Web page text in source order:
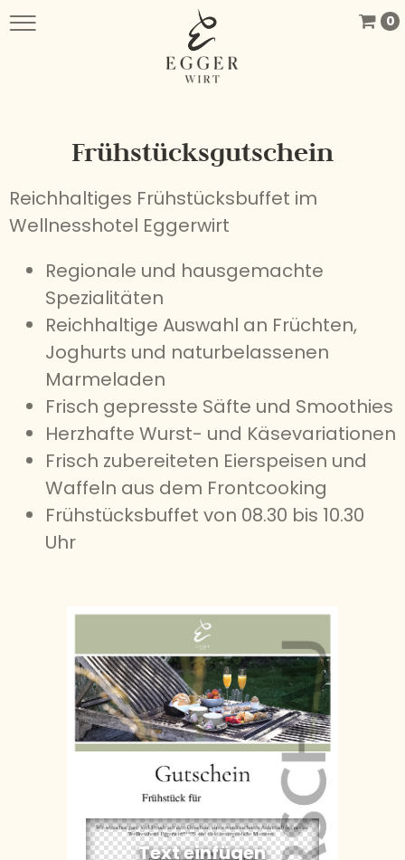
0
Frühstücksgutschein
Reichhaltiges Frühstücksbuffet im
Wellnesshotel Eggerwirt
Regionale und hausgemachte
Spezialitäten
Reichhaltige Auswahl an Früchten,
Joghurts und naturbelassenen
Marmeladen
Frisch gepresste Säfte und Smoothies
Herzhafte Wurst- und Käsevariationen
Frisch zubereiteten Eierspeisen und
Waffeln aus dem Frontcooking
Frühstücksbuffet von 08.30 bis 10.30
Uhr